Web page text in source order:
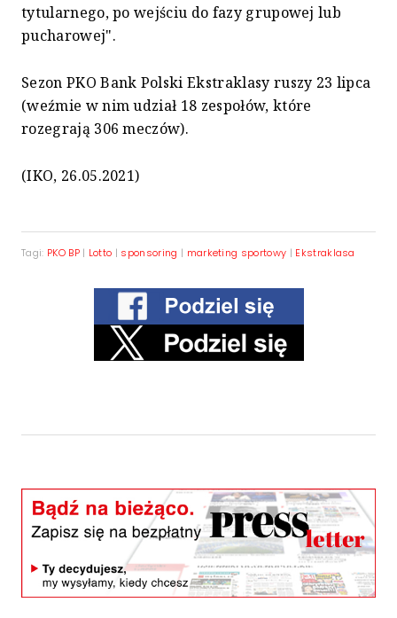
tytularnego, po wejściu do fazy grupowej lub
pucharowej".
Sezon PKO Bank Polski Ekstraklasy ruszy 23 lipca
(weźmie w nim udział 18 zespołów, które
rozegrają 306 meczów).
(IKO, 26.05.2021)
Tagi: PKO BP| Lotto | sponsoring | marketing sportowy | Ekstraklasa